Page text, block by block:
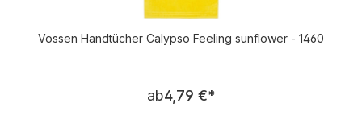
Vossen Handtücher Calypso Feeling sunflower - 1460
Regulärer Preis:
ab4,79 €*